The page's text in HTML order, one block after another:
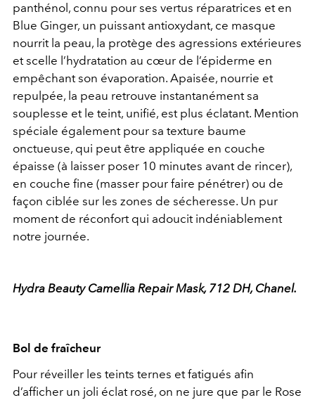
panthénol, connu pour ses vertus réparatrices et en
Blue Ginger, un puissant antioxydant, ce masque
nourrit la peau, la protège des agressions extérieures
et scelle l’hydratation au cœur de l’épiderme en
empêchant son évaporation. Apaisée, nourrie et
repulpée, la peau retrouve instantanément sa
souplesse et le teint, unifié, est plus éclatant. Mention
spéciale également pour sa texture baume
onctueuse, qui peut être appliquée en couche
épaisse (à laisser poser 10 minutes avant de rincer),
en couche fine (masser pour faire pénétrer) ou de
façon ciblée sur les zones de sécheresse. Un pur
moment de réconfort qui adoucit indéniablement
notre journée.
Hydra Beauty Camellia Repair Mask, 712 DH, Chanel.
Bol de fraîcheur
Pour réveiller les teints ternes et fatigués afin
d’afficher un joli éclat rosé, on ne jure que par le Rose